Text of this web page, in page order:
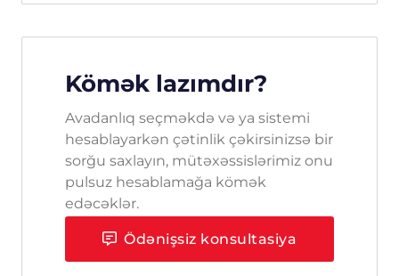
Kömək lazımdır?
Avadanlıq seçməkdə və ya sistemi
hesablayarkən çətinlik çəkirsinizsə bir
sorğu saxlayın, mütəxəssislərimiz onu
pulsuz hesablamağa kömək
edəcəklər.
Ödənişsiz konsultasiya